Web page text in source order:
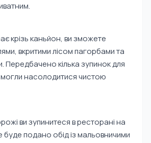
крізь каньйон, ви зможете
вкритими лісом пагорбами та
Передбачено кілька зупинок для
насолодитися чистою
ви зупинитеся в ресторані на
буде подано обід із мальовничими